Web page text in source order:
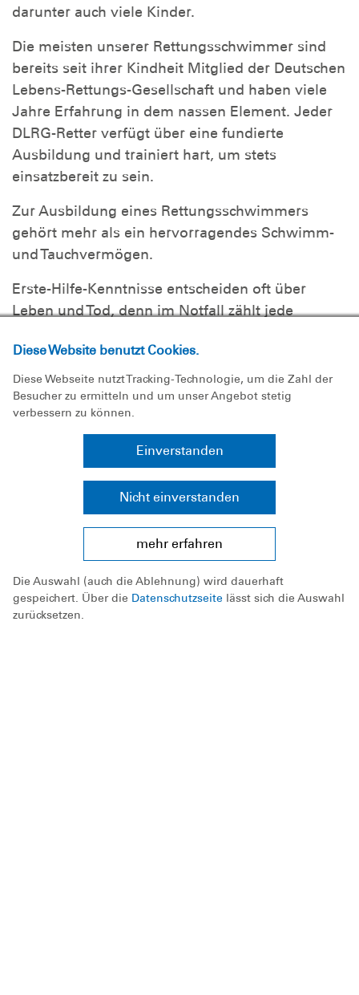
darunter auch viele Kinder.
Die meisten unserer Rettungsschwimmer sind
bereits seit ihrer Kindheit Mitglied der Deutschen
Lebens-Rettungs-Gesellschaft und haben viele
Jahre Erfahrung in dem nassen Element. Jeder
DLRG-Retter verfügt über eine fundierte
Ausbildung und trainiert hart, um stets
einsatzbereit zu sein.
Zur Ausbildung eines Rettungsschwimmers
gehört mehr als ein hervorragendes Schwimm-
und Tauchvermögen.
Erste-Hilfe-Kenntnisse entscheiden oft über
Leben und Tod, denn im Notfall zählt jede
haben sich zum Bootsführer ausbilden lassen
und beherrschen die Funktechnik.
Wachdienst im Aquamathe
Wachdienst an der Küste
Diese Website benutzt Cookies.
Diese Webseite nutzt Tracking-Technologie, um die Zahl der
Besucher zu ermitteln und um unser Angebot stetig
verbessern zu können.
Einverstanden
Nicht einverstanden
mehr erfahren
Die Auswahl (auch die Ablehnung) wird dauerhaft
gespeichert. Über die Datenschutzseite lässt sich die Auswahl
zurücksetzen.
Die Ortsgruppe
Kurse und Sicherheit
Mitmachen
Downloads